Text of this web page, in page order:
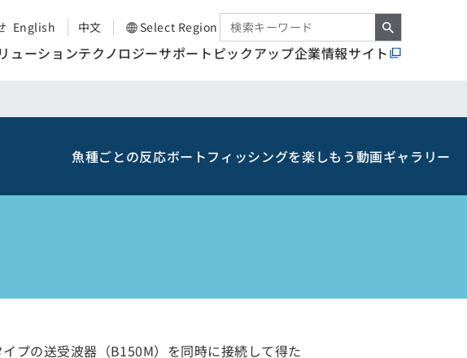
English 中文 Select Region
ューションテクノロジーサポート ピックアップ企業情報サイト
魚種ごとの反応ボートフィッシングを楽しもう動画ギャラリー
プの送受波器（B150M）を同時に接続して得た